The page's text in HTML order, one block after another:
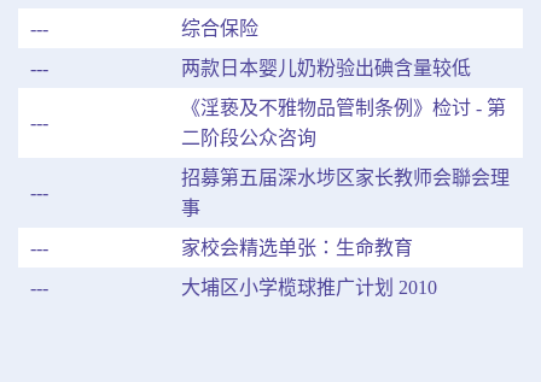
---
综合保险
---
两款日本婴儿奶粉验出碘含量较低
---
《淫亵及不雅物品管制条例》检讨 - 第
二阶段公众咨询
---
招募第五届深水埗区家长教师会聯会理
事
---
家校会精选单张：生命教育
---
大埔区小学榄球推广计划 2010